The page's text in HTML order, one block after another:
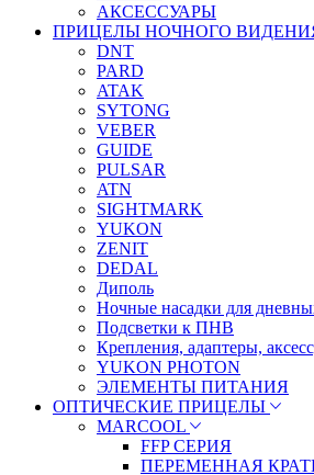
АКСЕССУАРЫ
ПРИЦЕЛЫ НОЧНОГО
DNT
PARD
ATAK
SYTONG
VEBER
GUIDE
PULSAR
ATN
SIGHTMARK
YUKON
ZENIT
DEDAL
Диполь
Ночные насадки для
Подсветки к ПНВ
Крепления, адаптеры,
YUKON PHOTON
ЭЛЕМЕНТЫ ПИТАНИЯ
ОПТИЧЕСКИЕ ПРИЦЕЛЫ
MARCOOL
FFP СЕРИЯ
ПЕРЕМЕННАЯ